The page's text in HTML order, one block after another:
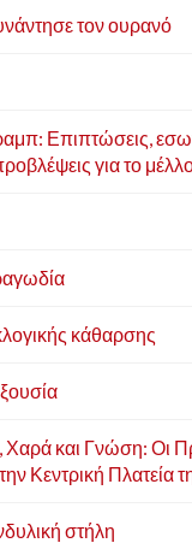
τον ουρανό
Επιπτώσεις,
για το
κάθαρσης
Χαρά και Γνώση: Οι
Κεντρική Πλατεία
στήλη